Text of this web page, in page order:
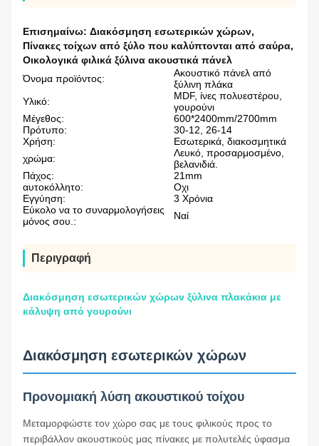
Επισημαίνω: Διακόσμηση εσωτερικών χώρων,
Πίνακες τοίχων από ξύλο που καλύπτονται από σαύρα,
Οικολογικά φιλικά ξύλινα ακουστικά πάνελ
Όνομα προϊόντος:
Ακουστικό πάνελ από
ξύλινη πλάκα
Υλικό:
MDF, ίνες πολυεστέρου,
γουρούνι
Μέγεθος:
600*2400mm/2700mm
Πρότυπο:
30-12, 26-14
Χρήση:
Εσωτερικά, διακοσμητικά
χρώμα:
Λευκό, προσαρμοσμένο,
βελανιδιά.
Πάχος:
21mm
αυτοκόλλητο:
Οχι
Εγγύηση:
3 Χρόνια
Εύκολο να το συναρμολογήσεις
μόνος σου.:
Ναί
Περιγραφή
Διακόσμηση εσωτερικών χώρων ξύλινα πλακάκια με
κάλυψη από γουρούνι
Διακόσμηση εσωτερικών χώρων
Προνομιακή λύση ακουστικού τοίχου
Μεταμορφώστε τον χώρο σας με τους φιλικούς προς το
περιβάλλον ακουστικούς μας πίνακες με πολυτελές ύφασμα